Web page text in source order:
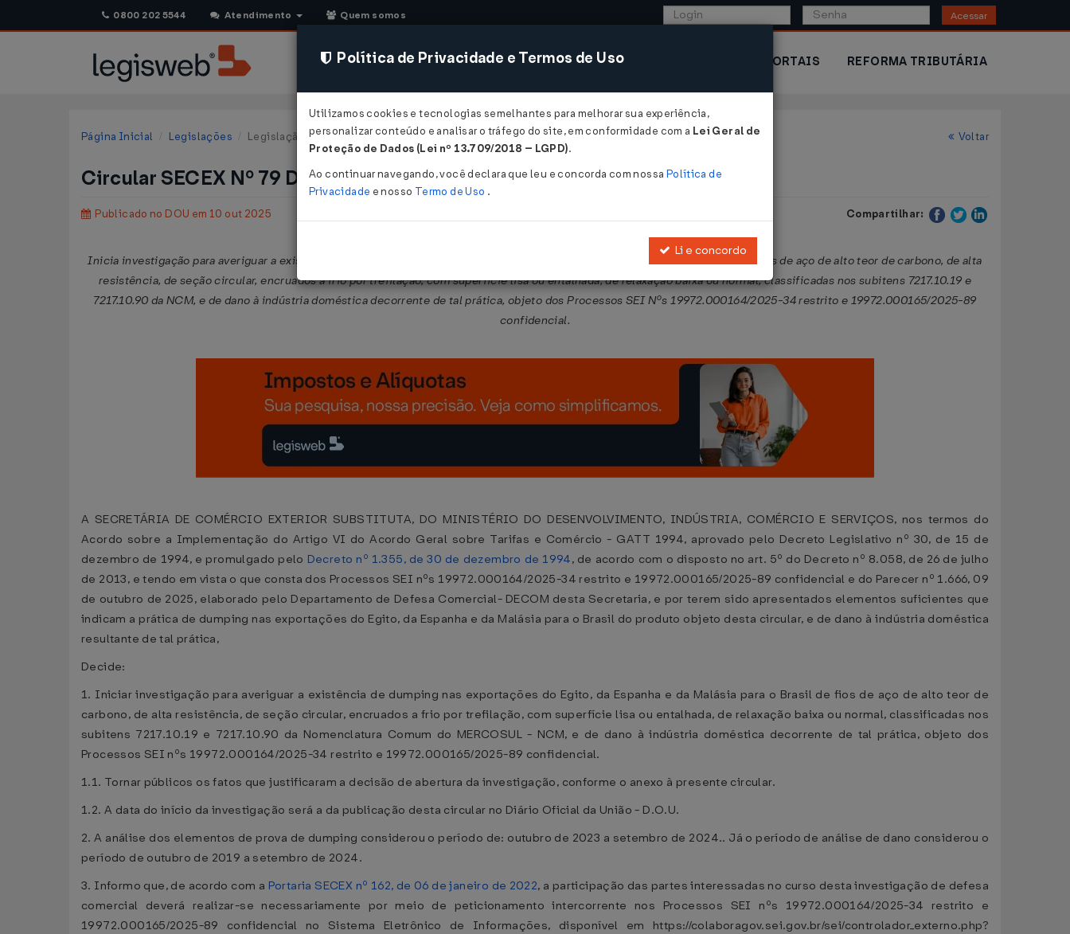
0800 202 5544 Atendimento Quem somos Acessar
CONSULTORIA SISTEMAS COMÉRCIO EXTERIOR PORTAIS REFORMA TRIBUTÁRIA
Página Inicial Legislações Legislação Federal Voltar
Circular SECEX Nº 79 DE 09/10/2025
Publicado no DOU em 10 out 2025 Compartilhar:
Inicia investigação para averiguar a existência de dumping nas exportações do Egito, da Espanha e da Malásia para o Brasil de fios de aço de alto teor de carbono, de alta
resistência, de seção circular, encruados a frio por trefilação, com superfície lisa ou entalhada, de relaxação baixa ou normal, classificadas nos subitens 7217.10.19 e
7217.10.90 da NCM, e de dano à indústria doméstica decorrente de tal prática, objeto dos Processos SEI Nºs 19972.000164/2025-34 restrito e 19972.000165/2025-89
confidencial.
A SECRETÁRIA DE COMÉRCIO EXTERIOR SUBSTITUTA, DO MINISTÉRIO DO DESENVOLVIMENTO, INDÚSTRIA, COMÉRCIO E SERVIÇOS, nos termos do
Acordo sobre a Implementação do Artigo VI do Acordo Geral sobre Tarifas e Comércio - GATT 1994, aprovado pelo Decreto Legislativo nº 30, de 15 de
dezembro de 1994, e promulgado pelo Decreto nº 1.355, de 30 de dezembro de 1994, de acordo com o disposto no art. 5º do Decreto nº 8.058, de 26 de julho
de 2013, e tendo em vista o que consta dos Processos SEI nºs 19972.000164/2025-34 restrito e 19972.000165/2025-89 confidencial e do Parecer nº 1.666, 09
de outubro de 2025, elaborado pelo Departamento de Defesa Comercial- DECOM desta Secretaria, e por terem sido apresentados elementos suficientes que
indicam a prática de dumping nas exportações do Egito, da Espanha e da Malásia para o Brasil do produto objeto desta circular, e de dano à indústria doméstica
resultante de tal prática,
Decide:
1. Iniciar investigação para averiguar a existência de dumping nas exportações do Egito, da Espanha e da Malásia para o Brasil de fios de aço de alto teor de
carbono, de alta resistência, de seção circular, encruados a frio por trefilação, com superfície lisa ou entalhada, de relaxação baixa ou normal, classificadas nos
subitens 7217.10.19 e 7217.10.90 da Nomenclatura Comum do MERCOSUL - NCM, e de dano à indústria doméstica decorrente de tal prática, objeto dos
Processos SEI nºs 19972.000164/2025-34 restrito e 19972.000165/2025-89 confidencial.
1.1. Tornar públicos os fatos que justificaram a decisão de abertura da investigação, conforme o anexo à presente circular.
1.2. A data do início da investigação será a da publicação desta circular no Diário Oficial da União - D.O.U.
2. A análise dos elementos de prova de dumping considerou o período de: outubro de 2023 a setembro de 2024.. Já o período de análise de dano considerou o
período de outubro de 2019 a setembro de 2024.
3. Informo que, de acordo com a Portaria SECEX nº 162, de 06 de janeiro de 2022, a participação das partes interessadas no curso desta investigação de defesa
comercial deverá realizar-se necessariamente por meio de peticionamento intercorrente nos Processos SEI nºs 19972.000164/2025-34 restrito e
19972.000165/2025-89 confidencial no Sistema Eletrônico de Informações, disponível em https://colaboragov.sei.gov.br/sei/controlador_externo.php?
Política de Privacidade e Termos de Uso
Utilizamos cookies e tecnologias semelhantes para melhorar sua experiência,
personalizar conteúdo e analisar o tráfego do site, em conformidade com a Lei Geral de
Proteção de Dados (Lei nº 13.709/2018 – LGPD).
Ao continuar navegando, você declara que leu e concorda com nossa Política de
Privacidade e nosso Termo de Uso .
Li e concordo